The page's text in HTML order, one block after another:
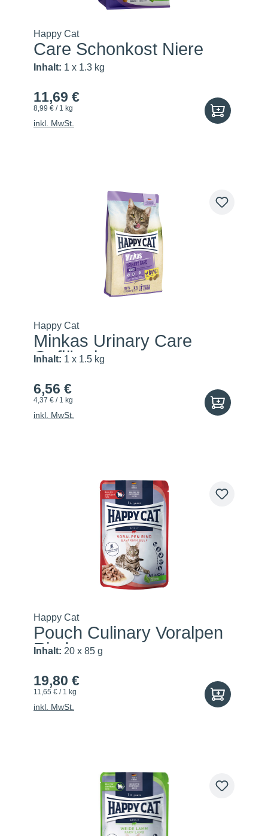
Happy Cat
Care Schonkost Niere
Inhalt: 1 x 1.3 kg
11,69 €
8,99 € / 1 kg
inkl. MwSt.
Happy Cat
Minkas Urinary Care
Geflügel
Inhalt: 1 x 1.5 kg
6,56 €
4,37 € / 1 kg
inkl. MwSt.
Happy Cat
Pouch Culinary Voralpen
Rind
Inhalt: 20 x 85 g
19,80 €
11,65 € / 1 kg
inkl. MwSt.